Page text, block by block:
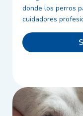
donde los perros
cuidadores